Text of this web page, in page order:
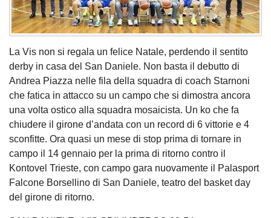
La Vis non si regala un felice Natale, perdendo il sentito
derby in casa del San Daniele. Non basta il debutto di
Andrea Piazza nelle fila della squadra di coach Starnoni
che fatica in attacco su un campo che si dimostra ancora
una volta ostico alla squadra mosaicista. Un ko che fa
chiudere il girone d’andata con un record di 6 vittorie e 4
sconfitte. Ora quasi un mese di stop prima di tornare in
campo il 14 gennaio per la prima di ritorno contro il
Kontovel Trieste, con campo gara nuovamente il Palasport
Falcone Borsellino di San Daniele, teatro del basket day
del girone di ritorno.